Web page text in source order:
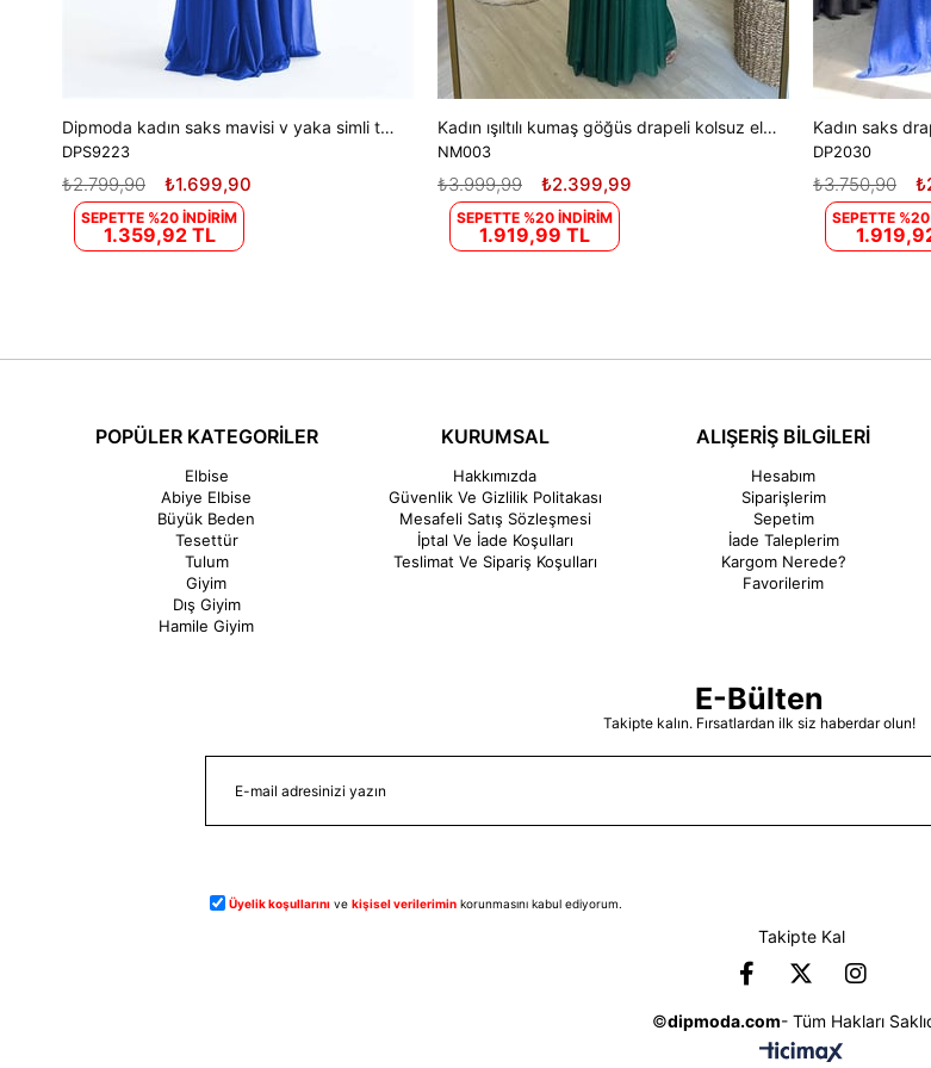
Dipmoda kadın saks mavisi v yaka simli tül abiye elbise DPS9223
DPS9223
₺1.699,90
₺2.799,90
SEPETTE %20 İNDİRİM
1.359,92 TL
Kadın ışıltılı kumaş göğüs drapeli kolsuz elbise DPNM003
NM003
₺2.399,99
₺3.999,99
SEPETTE %20 İNDİRİM
1.919,99 TL
Kadın saks
DP2030
₺3.750,90
SEPETTE
POPÜLER KATEGORİLER
Elbise
Abiye Elbise
Büyük Beden
Tesettür
Tulum
Giyim
Dış Giyim
Hamile Giyim
KURUMSAL
Hakkımızda
Güvenlik Ve Gizlilik Politakası
Mesafeli Satış Sözleşmesi
İptal Ve İade Koşulları
Teslimat Ve Sipariş Koşulları
ALIŞERİŞ BİLGİLERİ
Hesabım
Siparişlerim
Sepetim
İade Taleplerim
Kargom Nerede?
Favorilerim
E-Bülten
Takipte kalın. Fırsatlardan ilk siz haberdar olun!
Üyelik koşullarını ve kişisel verilerimin korunmasını kabul ediyorum.
Takipte Kal
©dipmoda.com- Tüm Hakları